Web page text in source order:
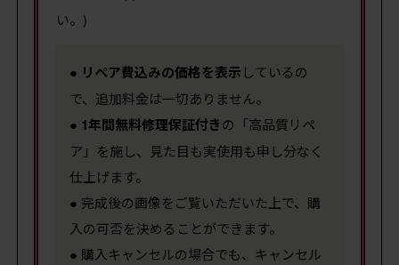
い。)
● リペア費込みの価格を表示 しているの
で、追加料金は一切ありません。
● 1年間無料修理保証付きの「高品質リペ
ア」を施し、見た目も実使用も申し分なく
仕上げます。
● 完成後の画像をご覧いただいた上で、購
入の可否を決めることができます。
● 購入キャンセルの場合でも、キャンセル